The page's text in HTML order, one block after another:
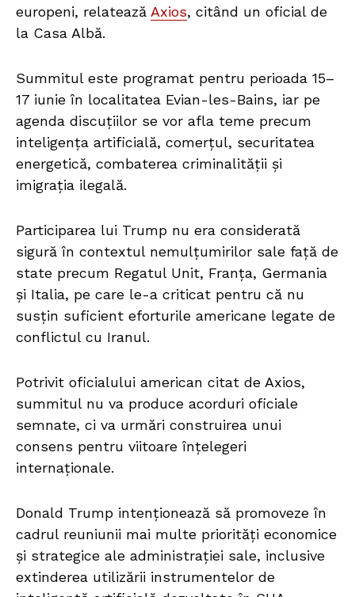
europeni, relatează Axios, citând un oficial de
la Casa Albă.
Summitul este programat pentru perioada 15–
17 iunie în localitatea Evian-les-Bains, iar pe
agenda discuțiilor se vor afla teme precum
inteligența artificială, comerțul, securitatea
energetică, combaterea criminalității și
imigrația ilegală.
Participarea lui Trump nu era considerată
sigură în contextul nemulțumirilor sale față de
state precum Regatul Unit, Franța, Germania
și Italia, pe care le-a criticat pentru că nu
susțin suficient eforturile americane legate de
conflictul cu Iranul.
Potrivit oficialului american citat de Axios,
summitul nu va produce acorduri oficiale
semnate, ci va urmări construirea unui
consens pentru viitoare înțelegeri
internaționale.
Donald Trump intenționează să promoveze în
cadrul reuniunii mai multe priorități economice
și strategice ale administrației sale, inclusive
extinderea utilizării instrumentelor de